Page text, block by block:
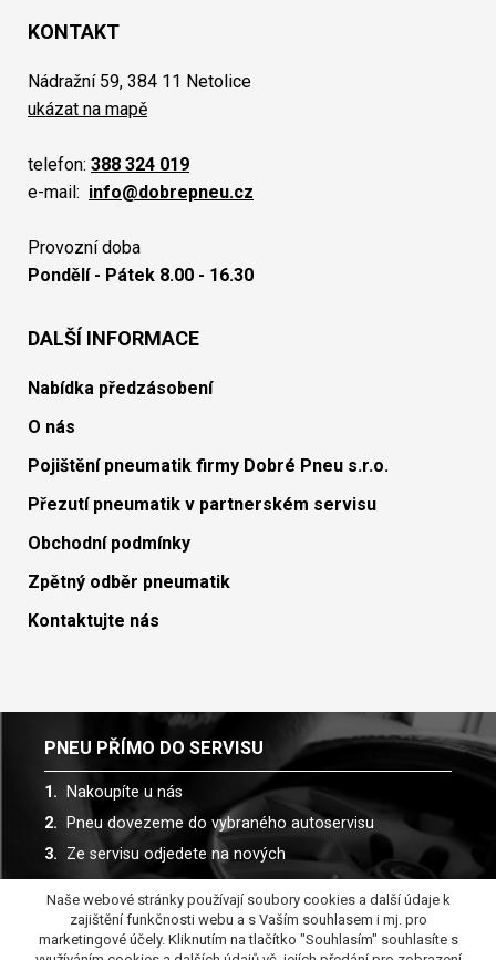
KONTAKT
Nádražní 59, 384 11 Netolice
ukázat na mapě
telefon: 388 324 019
e-mail: info@dobrepneu.cz
Provozní doba
Pondělí - Pátek 8.00 - 16.30
DALŠÍ INFORMACE
Nabídka předzásobení
O nás
Pojištění pneumatik firmy Dobré Pneu s.r.o.
Přezutí pneumatik v partnerském servisu
Obchodní podmínky
Zpětný odběr pneumatik
Kontaktujte nás
PNEU PŘÍMO DO SERVISU
Nakoupíte u nás
Pneu dovezeme do vybraného autoservisu
Ze servisu odjedete na nových
Spolupracujeme s více než 30 autoservisy
Naše webové stránky používají soubory cookies a další údaje k
zajištění funkčnosti webu a s Vaším souhlasem i mj. pro
marketingové účely. Kliknutím na tlačítko "Souhlasím" souhlasíte s